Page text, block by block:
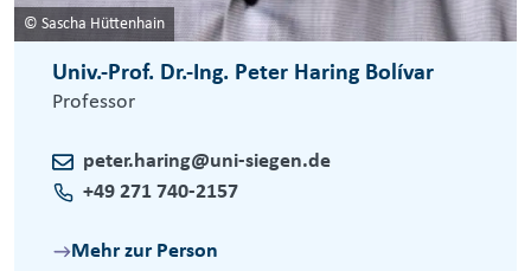
© Sascha Hüttenhain
Univ.-Prof. Dr.-Ing. Peter Haring Bolívar
Professor
peter.haring@uni-siegen.de
+49 271 740-2157
Mehr zur Person